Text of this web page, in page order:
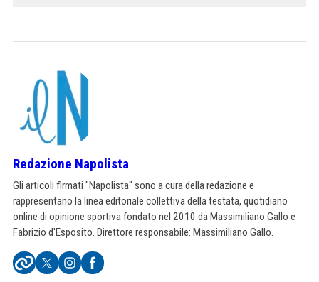
Redazione Napolista
Gli articoli firmati "Napolista" sono a cura della redazione e
rappresentano la linea editoriale collettiva della testata, quotidiano
online di opinione sportiva fondato nel 2010 da Massimiliano Gallo e
Fabrizio d'Esposito. Direttore responsabile: Massimiliano Gallo.